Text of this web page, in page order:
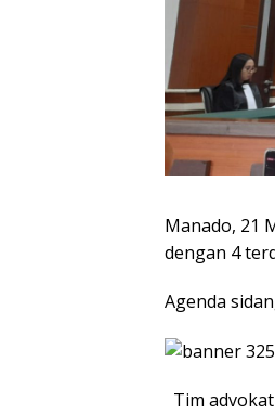
Manado, 21
dengan 4
Agenda
Tim